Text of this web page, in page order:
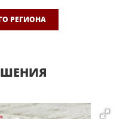
РЕГИОНА